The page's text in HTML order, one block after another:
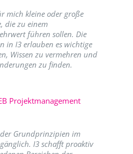
mich kleine oder große
die zu einem
führen sollen. Die
in I3 erlauben es wichtige
Wissen zu vermehren und
zu finden.
Projektmanagement
Grundprinzipien im
I3 schafft proaktiv